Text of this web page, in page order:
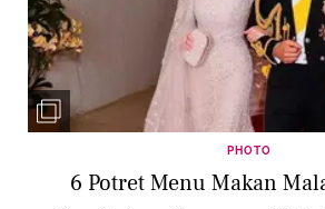
PHOTO
6 Potret Menu Makan